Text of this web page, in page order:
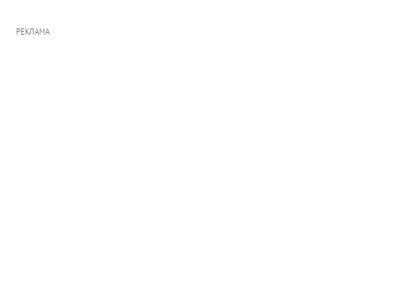
РЕКЛАМА